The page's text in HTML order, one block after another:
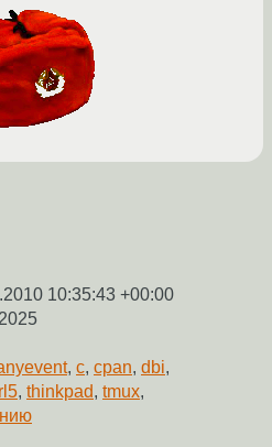
10:35:43 +00:00
2025
, c, cpan, dbi,
, thinkpad, tmux,